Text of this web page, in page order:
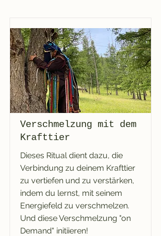
Verschmelzung mit dem
Krafttier
Dieses Ritual dient dazu, die
Verbindung zu deinem Krafttier
zu vertiefen und zu verstärken,
indem du lernst, mit seinem
Energiefeld zu verschmelzen.
Und diese Verschmelzung "on
Demand" initiieren!